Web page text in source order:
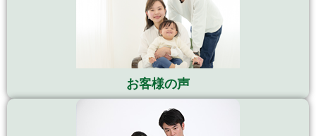
お客様の声